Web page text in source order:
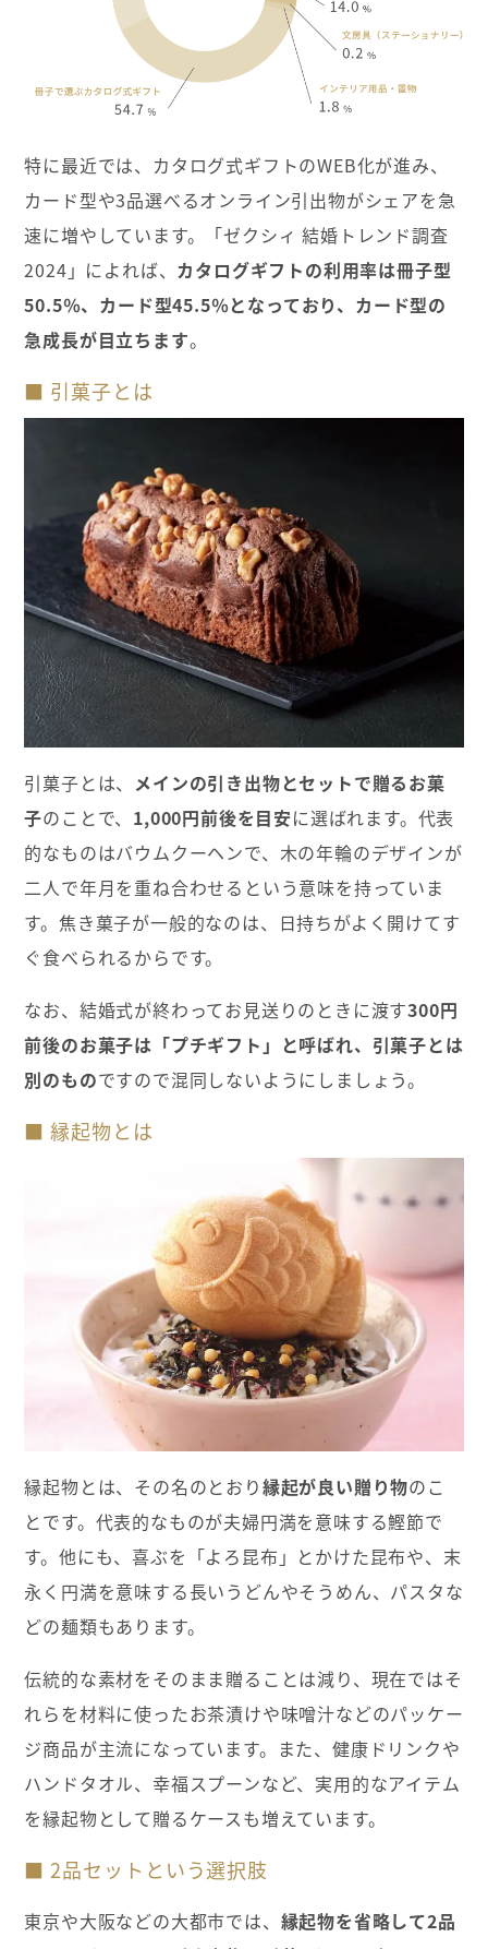
特に最近では、カタログ式ギフトのWEB化が進み、
カード型や3品選べるオンライン引出物がシェアを急
速に増やしています。「ゼクシィ 結婚トレンド調査
2024」によれば、 カタログギフトの利用率は冊子型
50.5％、カード型45.5％となっており、カード型の
急成長が目立ちます。
■ 引菓子とは
引菓子とは、 メインの引き出物とセットで贈るお菓
子のことで、 1,000円前後を目安に選ばれます。代表
的なものはバウムクーヘンで、木の年輪のデザインが
二人で年月を重ね合わせるという意味を持っていま
す。焦き菓子が一般的なのは、日持ちがよく開けてす
ぐ食べられるからです。
なお、結婚式が終わってお見送りのときに渡す300円
前後のお菓子は「プチギフト」と呼ばれ、引菓子とは
別のものですので混同しないようにしましょう。
■ 縁起物とは
縁起物とは、その名のとおり縁起が良い贈り物のこ
とです。代表的なものが夫婦円満を意味する鰹節で
す。他にも、喜ぶを「よろ昆布」とかけた昆布や、末
永く円満を意味する長いうどんやそうめん、パスタな
どの麺類もあります。
伝統的な素材をそのまま贈ることは減り、現在ではそ
れらを材料に使ったお茶漬けや味噌汁などのパッケー
ジ商品が主流になっています。また、健康ドリンクや
ハンドタオル、幸福スプーンなど、実用的なアイテム
を縁起物として贈るケースも増えています。
■ 2品セットという選択肢
東京や大阪などの大都市では、 縁起物を省略して2品